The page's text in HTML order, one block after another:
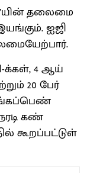
தலைமை
ஐஜி
க்​கள், 4 ஆய்​
20 பேர்
கண்​
கூற​ப்​பட்​டுள்​